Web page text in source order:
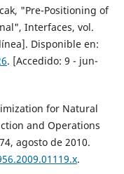
"Pre-Positioning of
Interfaces, vol.
Disponible en:
. [Accedido: 9 - jun-
for Natural
and Operations
agosto de 2010.
.